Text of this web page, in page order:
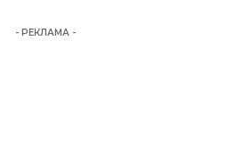
- РЕКЛАМА -